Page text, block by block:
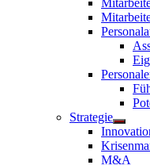
Strategie
M&A